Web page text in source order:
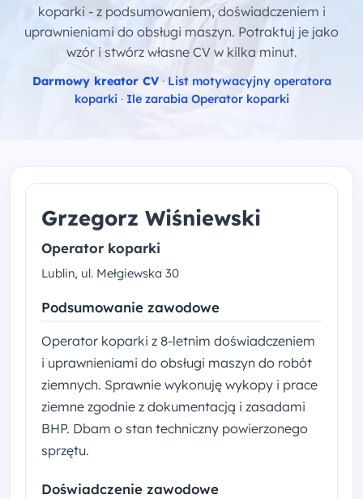
koparki - z podsumowaniem, doświadczeniem i
uprawnieniami do obsługi maszyn. Potraktuj je jako
wzór i stwórz własne CV w kilka minut.
Darmowy kreator CV · List motywacyjny operatora
koparki · Ile zarabia Operator koparki
Grzegorz Wiśniewski
Operator koparki
Lublin, ul. Mełgiewska 30
Podsumowanie zawodowe
Operator koparki z 8-letnim doświadczeniem
i uprawnieniami do obsługi maszyn do robót
ziemnych. Sprawnie wykonuję wykopy i prace
ziemne zgodnie z dokumentacją i zasadami
BHP. Dbam o stan techniczny powierzonego
sprzętu.
Doświadczenie zawodowe